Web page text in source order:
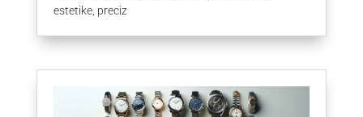
estetike, preciz